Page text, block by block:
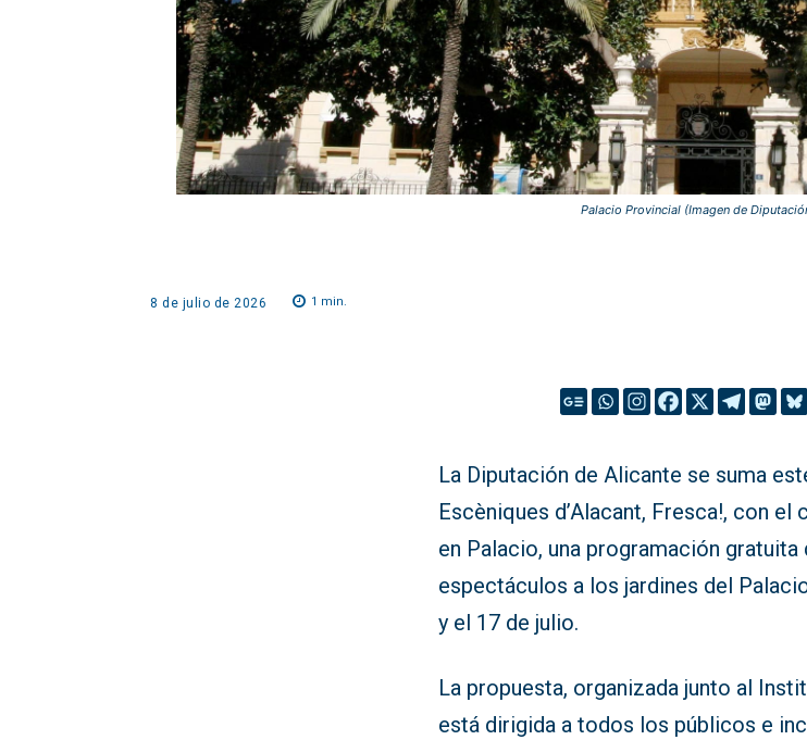
Palacio Provincial (Imagen de
8 de julio de 2026 1 min.
La Diputación de Alicante se suma
Escèniques d’Alacant, Fresca!, con el
en Palacio, una programación gratuita
espectáculos a los jardines del
y el 17 de julio.
La propuesta, organizada junto al
está dirigida a todos los públicos e